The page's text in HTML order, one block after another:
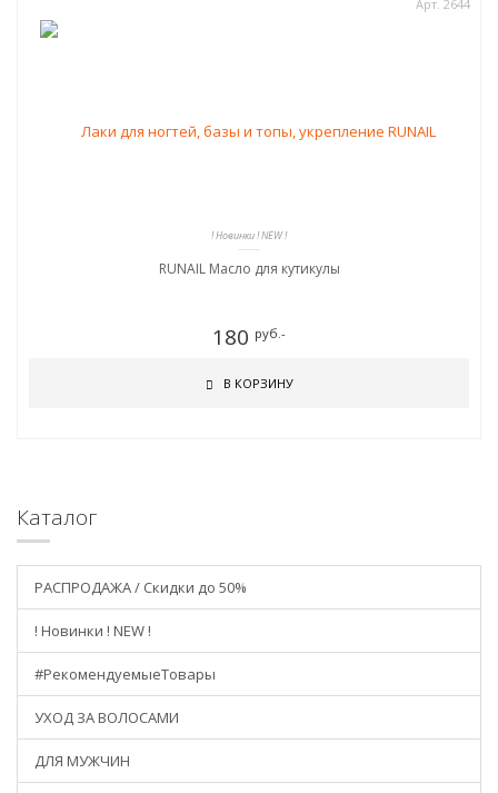
Арт. 2644
! Новинки ! NEW !
RUNAIL Масло для кутикулы
180 руб.-
В КОРЗИНУ
Каталог
РАСПРОДАЖА / Скидки до 50%
! Новинки ! NEW !
#РекомендуемыеТовары
УХОД ЗА ВОЛОСАМИ
ДЛЯ МУЖЧИН